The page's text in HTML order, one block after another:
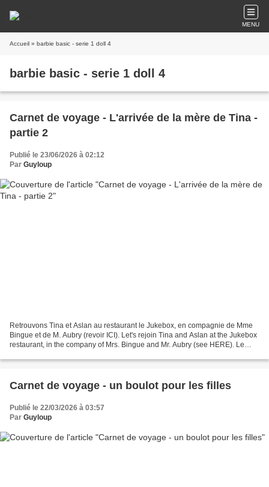
MENU
Accueil » barbie basic - serie 1 doll 4
barbie basic - serie 1 doll 4
Carnet de voyage - L'arrivée de la mère de Tina -
partie 2
Publié le 23/06/2026 à 02:12
Par Guyloup
Retrouvons Tina et Aslan au restaurant le Jukebox, en compagnie de Mme
Bingue et de M. Aubry (revoir ICI). Let's rejoin Tina and Aslan at the Jukebox
restaurant, in the company of Mrs. Bingue and Mr. Aubry (see HERE). Le
Carnet de voyage - un boulot pour les filles
Publié le 22/03/2026 à 03:57
Par Guyloup